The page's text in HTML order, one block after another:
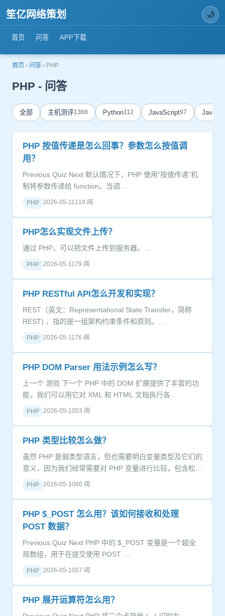
笙亿网络策划 🌙
首页 问答 APP下载
首页 › 问答 › PHP
PHP - 问答
全部 主机测评1368 Python112 JavaScript97 Java
PHP 按值传递是怎么回事？参数怎么按值调
用？
Previous Quiz Next 默认情况下，PHP 使用“按值传递”机
制将参数传递给 function。当调…
PHP 2026-05-11119 阅
PHP怎么实现文件上传？
通过 PHP，可以把文件上传到服务器。…
PHP 2026-05-1179 阅
PHP RESTful API怎么开发和实现？
REST（英文：Representational State Transfer，简称
REST) ，指的是一组架构约束条件和原则。…
PHP 2026-05-1176 阅
PHP DOM Parser 用法示例怎么写？
上一个 测验 下一个 PHP 中的 DOM 扩展提供了丰富的功
能，我们可以用它对 XML 和 HTML 文档执行各…
PHP 2026-05-1053 阅
PHP 类型比较怎么做？
虽然 PHP 是弱类型语言，但也需要明白变量类型及它们的
意义，因为我们经常需要对 PHP 变量进行比较，包含松散
PHP 2026-05-1060 阅
PHP $_POST 怎么用？该如何接收和处理
POST 数据？
Previous Quiz Next PHP 中的 $_POST 变量是一个超全
局数组，用于在提交使用 POST …
PHP 2026-05-1057 阅
PHP 展开运算符怎么用？